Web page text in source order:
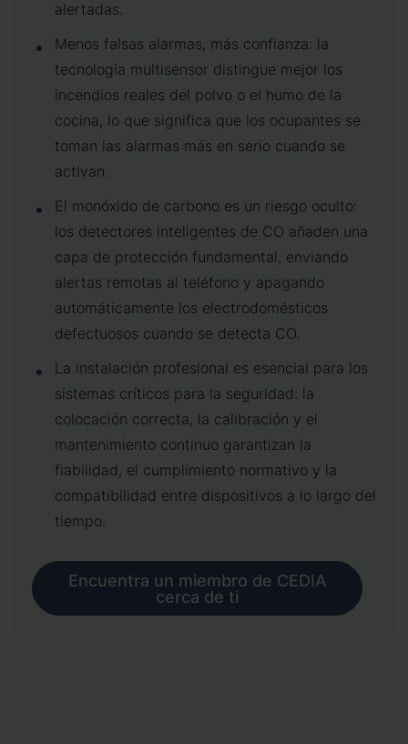
alertadas.
Menos falsas alarmas, más confianza: la
tecnología multisensor distingue mejor los
incendios reales del polvo o el humo de la
cocina, lo que significa que los ocupantes se
toman las alarmas más en serio cuando se
activan.
El monóxido de carbono es un riesgo oculto:
los detectores inteligentes de CO añaden una
capa de protección fundamental, enviando
alertas remotas al teléfono y apagando
automáticamente los electrodomésticos
defectuosos cuando se detecta CO.
La instalación profesional es esencial para los
sistemas críticos para la seguridad: la
colocación correcta, la calibración y el
mantenimiento continuo garantizan la
fiabilidad, el cumplimiento normativo y la
compatibilidad entre dispositivos a lo largo del
tiempo.
Encuentra un miembro de CEDIA
cerca de ti